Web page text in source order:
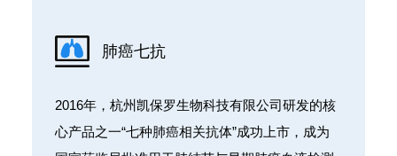
肺癌七抗
2016年，杭州凯保罗生物科技有限公司研发的核
心产品之一“七种肺癌相关抗体”成功上市，成为